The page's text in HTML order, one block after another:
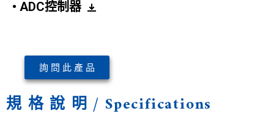
• ADC控制器
詢 問 此 產 品
規 格 說 明 / Specifications